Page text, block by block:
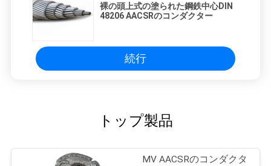
裸の頭上式の塗られた鋼鉄中心DIN
48206 AACSRのコンダクター
続行
トップ製品
MV AACSRのコンダクタ